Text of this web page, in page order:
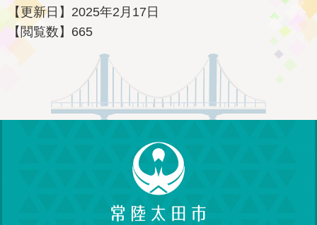
【更新日】 2025年2月17日
【閲覧数】 665